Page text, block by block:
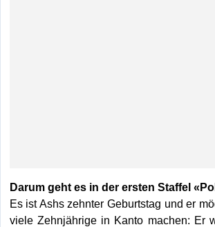
Darum geht es in der ersten Staffel
Es ist Ashs zehnter Geburtstag und er
viele Zehnjährige in Kanto machen: Er